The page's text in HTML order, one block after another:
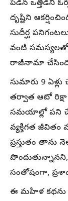
పడిన ఒత్తిడిని
దృష్టిని
సుదీర్ఘ
వంటి
రాజీనామా
సుమారు 9
తర్వాత ఆటో రిక్షా
సమయాల్లో పని
వ్యక్తిగత
ప్రస్తుతం తాను
సంతోషంగా,
ఈ మహిళ కథను